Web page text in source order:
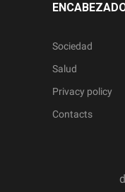
Sociedad
Salud
Privacy policy
Contacts